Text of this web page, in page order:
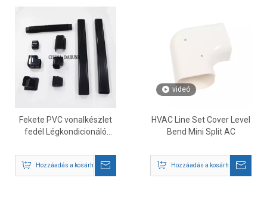
Fekete PVC vonalkészlet
fedél Légkondicionáló
burkolat
Hozzáadás a kosárhoz
videó
HVAC Line Set Cover Level
Bend Mini Split AC
Hozzáadás a kosárhoz